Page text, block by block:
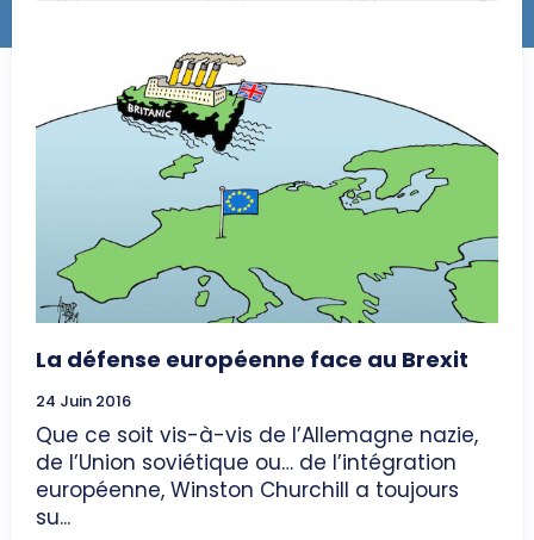
La défense européenne face au Brexit
24 Juin 2016
Que ce soit vis-à-vis de l’Allemagne nazie,
de l’Union soviétique ou… de l’intégration
européenne, Winston Churchill a toujours
su...